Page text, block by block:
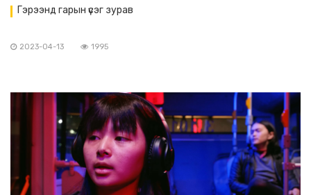
Гэрээнд гарын үсэг зурав
2023-04-13 1995